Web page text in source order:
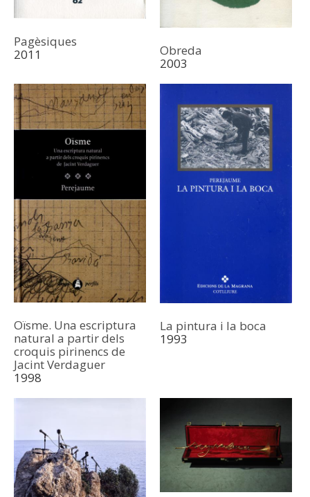
Pagèsiques
2011
Obreda
2003
Oïsme. Una escriptura
natural a partir dels
croquis pirinencs de
Jacint Verdaguer
1998
La pintura i la boca
1993